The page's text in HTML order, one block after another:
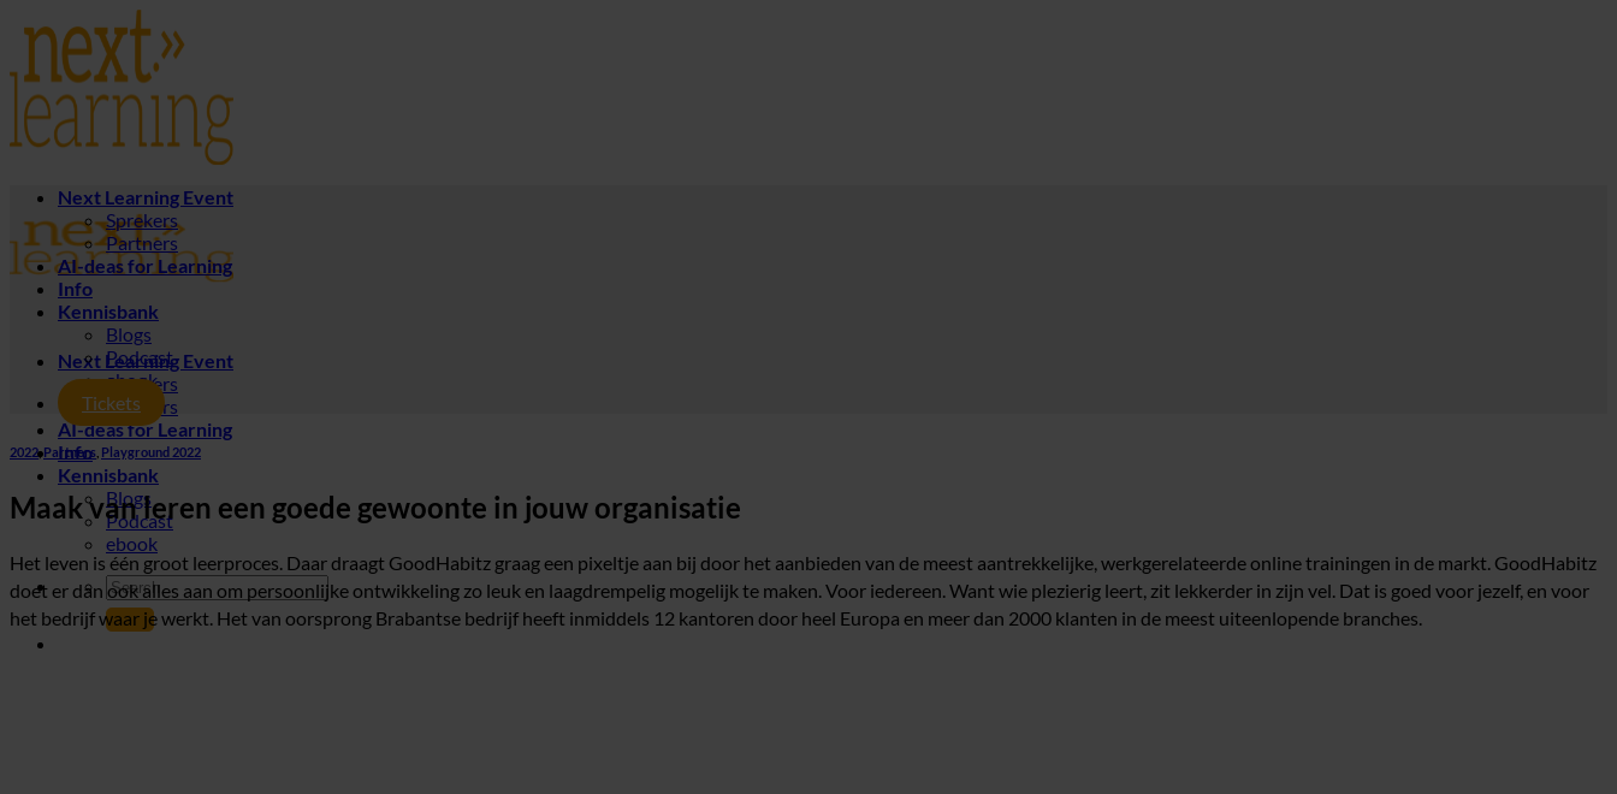
naar
inhoud
Next Learning Event
Sprekers
Partners
AI-deas for Learning
Info
Kennisbank
Blogs
Podcast
ebook
Next Learning Event
Sprekers
Partners
AI-deas for Learning
Info
Kennisbank
Blogs
Podcast
ebook
Tickets
2022,Partners Playground 2022
Maak van leren een goede gewoonte in jouw organisatie
Het leven is één groot leerproces. Daar draagt GoodHabitz graag een pixeltje aan bij door het aanbieden van de meest aantrekkelijke, werkgerelateerde online trainingen in de markt. GoodHabitz
doet er dan ook alles aan om persoonlijke ontwikkeling zo leuk en laagdrempelig mogelijk te maken. Voor iedereen. Want wie plezierig leert, zit lekkerder in zijn vel. Dat is goed voor jezelf, en voor
het bedrijf waar je werkt. Het van oorsprong Brabantse bedrijf heeft inmiddels 12 kantoren door heel Europa en meer dan 2000 klanten in de meest uiteenlopende branches.